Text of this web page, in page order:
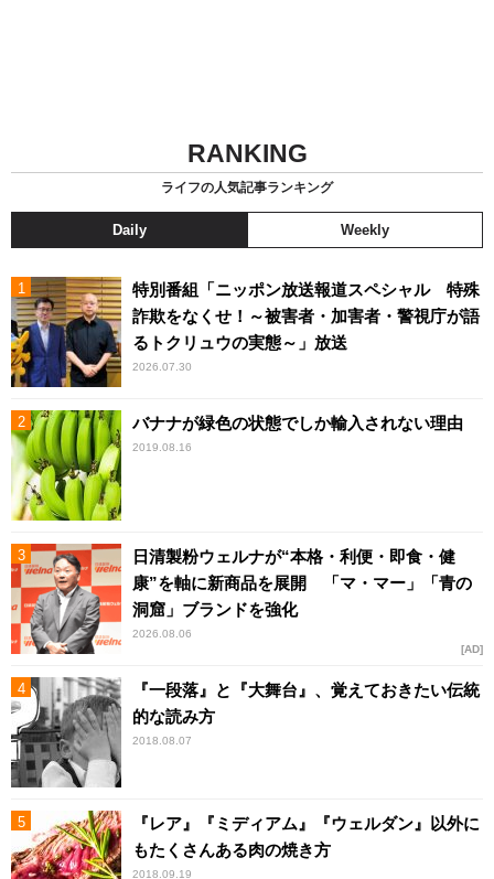
RANKING
ライフの人気記事ランキング
Daily Weekly
特別番組「ニッポン放送報道スペシャル 特殊
詐欺をなくせ！～被害者・加害者・警視庁が語
るトクリュウの実態～」放送
2026.07.30
バナナが緑色の状態でしか輸入されない理由
2019.08.16
日清製粉ウェルナが“本格・利便・即食・健
康”を軸に新商品を展開 「マ・マー」「青の
洞窟」ブランドを強化
2026.08.06
AD
『一段落』と『大舞台』、覚えておきたい伝統
的な読み方
2018.08.07
『レア』『ミディアム』『ウェルダン』以外に
もたくさんある肉の焼き方
2018.09.19